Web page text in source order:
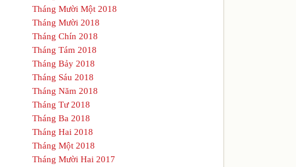
Tháng Mười Một 2018
Tháng Mười 2018
Tháng Chín 2018
Tháng Tám 2018
Tháng Bảy 2018
Tháng Sáu 2018
Tháng Năm 2018
Tháng Tư 2018
Tháng Ba 2018
Tháng Hai 2018
Tháng Một 2018
Tháng Mười Hai 2017